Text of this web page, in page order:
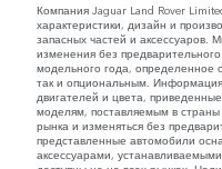
Компания Jaguar Land Rover
характеристики, дизайн и
запасных частей и аксессуаров.
изменения без
модельного года, определенное
так и опциональным.
двигателей и цвета,
моделям, поставляемым в страны
рынка и изменяться без
представленные автомобили
аксессуарами,